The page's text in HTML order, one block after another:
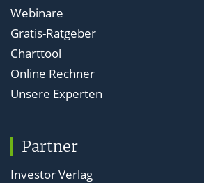
Webinare
Gratis-Ratgeber
Charttool
Online Rechner
Unsere Experten
Partner
Investor Verlag